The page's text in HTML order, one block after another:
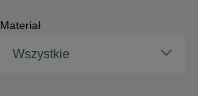
Materiał
Wszystkie